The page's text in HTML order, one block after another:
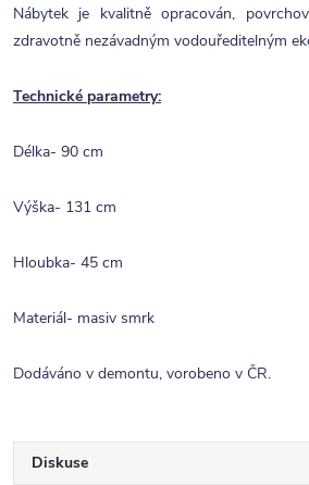
Nábytek je kvalitně opracován,
zdravotně nezávadným vodouředitelným
Technické parametry:
Délka- 90 cm
Výška- 131 cm
Hloubka- 45 cm
Materiál- masiv smrk
Dodáváno v demontu, vorobeno v ČR.
Diskuse